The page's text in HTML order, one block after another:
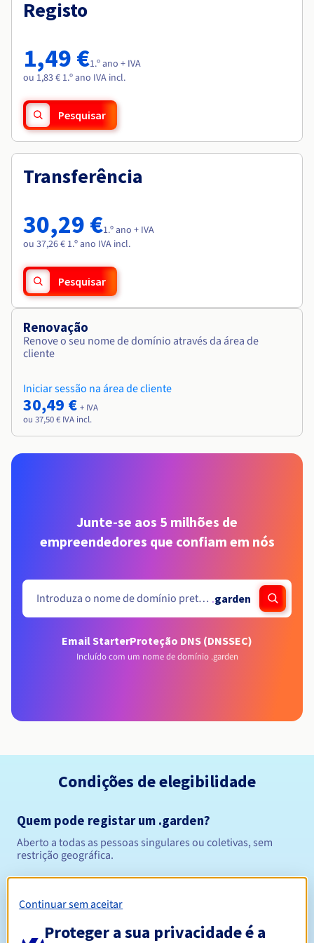
Preços
Roadmap & Changelog
Observabilidade
Roadmap & Changelog
Roadmap & Changelog
Roadmap & Changelog
Roadmap & Changelog
Registo
1,49 €1.º ano + IVA
ou 1,83 € 1.º ano IVA incl.
Pesquisar
Transferência
30,29 €1.º ano + IVA
ou 37,26 € 1.º ano IVA incl.
Pesquisar
Renovação
Renove o seu nome de domínio através da área de
cliente
Iniciar sessão na área de cliente
30,49 € + IVA
ou 37,50 € IVA incl.
Junte-se aos 5 milhões de
empreendedores que confiam em nós
.garden
Email StarterProteção DNS (DNSSEC)
Incluído com um nome de domínio .garden
Condições de elegibilidade
Quem pode registar um .garden?
Aberto a todas as pessoas singulares ou coletivas, sem
restrição geográfica.
Entre 1 e 10 anos
Continuar sem aceitar
Proteger a sua privacidade é a